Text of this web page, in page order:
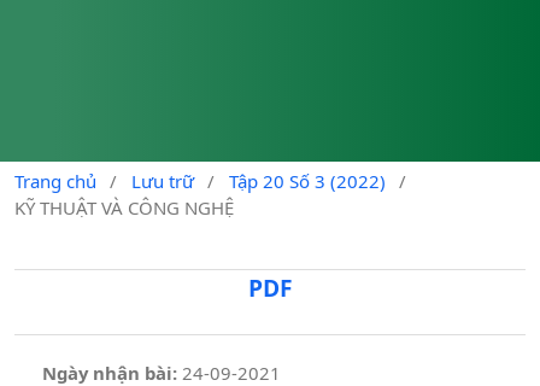
Trang chủ / Lưu trữ / Tập 20 Số 3 (2022)
/
KỸ THUẬT VÀ CÔNG NGHỆ
PDF
Ngày nhận bài: 24-09-2021